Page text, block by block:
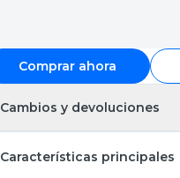
Comprar ahora
Cambios y devoluciones
Características principales